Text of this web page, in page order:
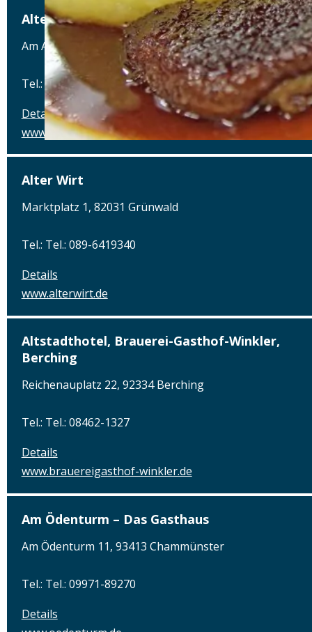
Alter Schlachthof
Am Alten Schlachthof 9, 93055 Regensburg
Tel.: Tel.: 0941-4637770
Details
www.hotel-schlachthof-regensburg.de
Alter Wirt
Marktplatz 1, 82031 Grünwald
Tel.: Tel.: 089-6419340
Details
www.alterwirt.de
Altstadthotel, Brauerei-Gasthof-Winkler,
Berching
Reichenauplatz 22, 92334 Berching
Tel.: Tel.: 08462-1327
Details
www.brauereigasthof-winkler.de
Am Ödenturm – Das Gasthaus
Am Ödenturm 11, 93413 Chammünster
Tel.: Tel.: 09971-89270
Details